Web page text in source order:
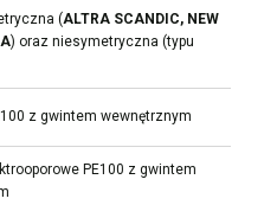
(ALTRA SCANDIC, NEW
) oraz niesymetryczna (typu
z gwintem wewnętrznym
PE100 z gwintem